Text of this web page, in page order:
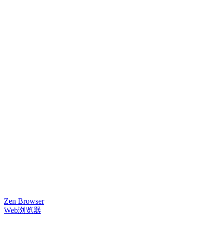
Zen Browser
Web浏览器